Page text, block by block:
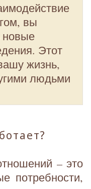
вы
новые
Этот
жизнь,
людьми
– это
потребности,